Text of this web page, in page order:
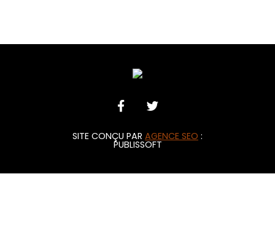
SITE CONÇU PAR AGENCE SEO :
PUBLISSOFT